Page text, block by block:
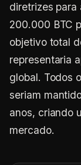
diretrizes para
200.000 BTC
objetivo total
representaria
global. Todos
seriam
anos, criando
mercado.